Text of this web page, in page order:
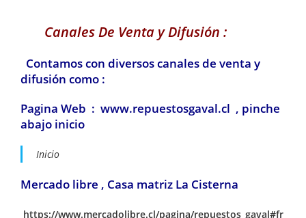
Canales De Venta y Difusión :
Contamos con diversos canales de venta y
difusión como :
Pagina Web : www.repuestosgaval.cl , pinche
abajo inicio
Inicio
Mercado libre , Casa matriz La Cisterna
https://www.mercadolibre.cl/pagina/repuestos_gaval#fr